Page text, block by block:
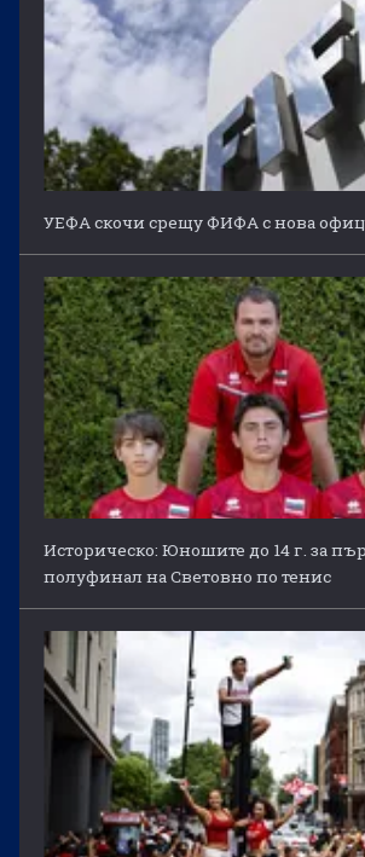
УЕФА скочи срещу ФИФА с нова
Историческо: Юношите до 14 г. за
полуфинал на Световно по тенис